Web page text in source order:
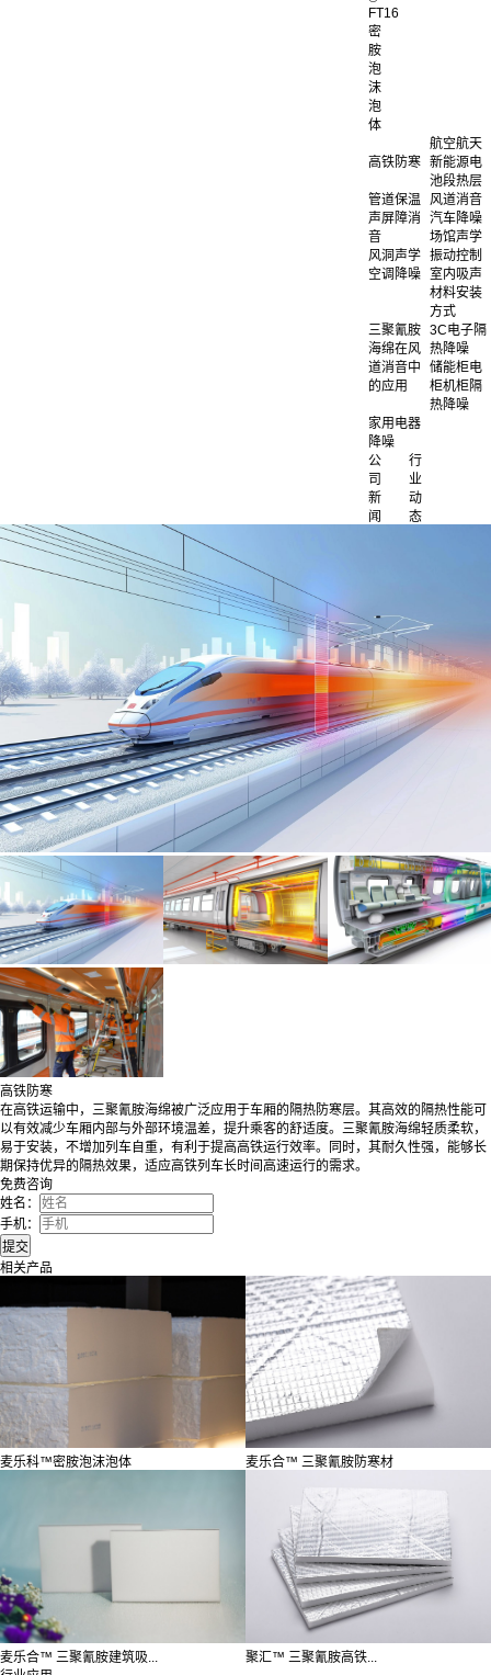
FT16
密
胺
泡
沫
泡
体
航空航天
高铁防寒 新能源电
池段热层
管道保温
风道消音
声屏障消
音
汽车降噪
场馆声学
风洞声学 振动控制
空调降噪 室内吸声
材料安装
方式
三聚氰胺
海绵在风
道消音中
的应用
3C电子隔
热降噪
储能柜电
柜机柜隔
热降噪
家用电器
降噪
公
司
新
闻
行
业
动
态
高铁防寒
在高铁运输中，三聚氰胺海绵被广泛应用于车厢的隔热防寒层。其高效的隔热性能可
以有效减少车厢内部与外部环境温差，提升乘客的舒适度。三聚氰胺海绵轻质柔软，
易于安装，不增加列车自重，有利于提高高铁运行效率。同时，其耐久性强，能够长
期保持优异的隔热效果，适应高铁列车长时间高速运行的需求。
免费咨询
姓名：
手机：
相关产品
麦乐科™密胺泡沫泡体 麦乐合™ 三聚氰胺防寒材
麦乐合™ 三聚氰胺建筑吸...
聚汇™️ 三聚氰胺高铁...